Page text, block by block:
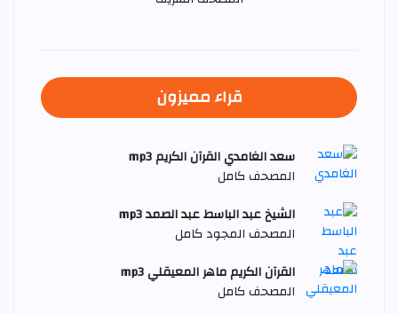
قراء مميزون
سعد الغامدي القرآن الكريم mp3
المصحف كامل
الشيخ عبد الباسط عبد الصمد mp3
المصحف المجود كامل
القرآن الكريم ماهر المعيقلي mp3
المصحف كامل